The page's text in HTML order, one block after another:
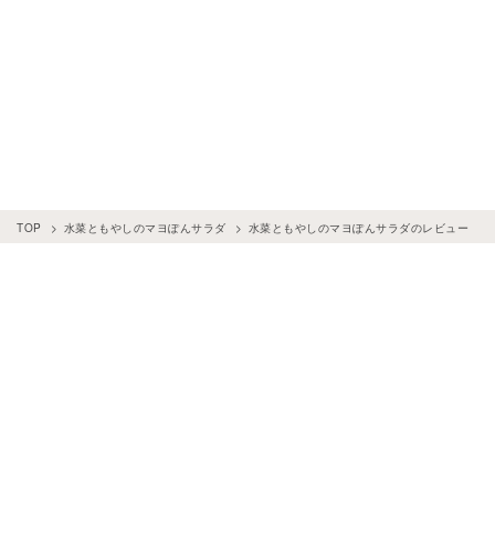
TOP 水菜ともやしのマヨぽんサラダ 水菜ともやしのマヨぽんサラダのレビュー